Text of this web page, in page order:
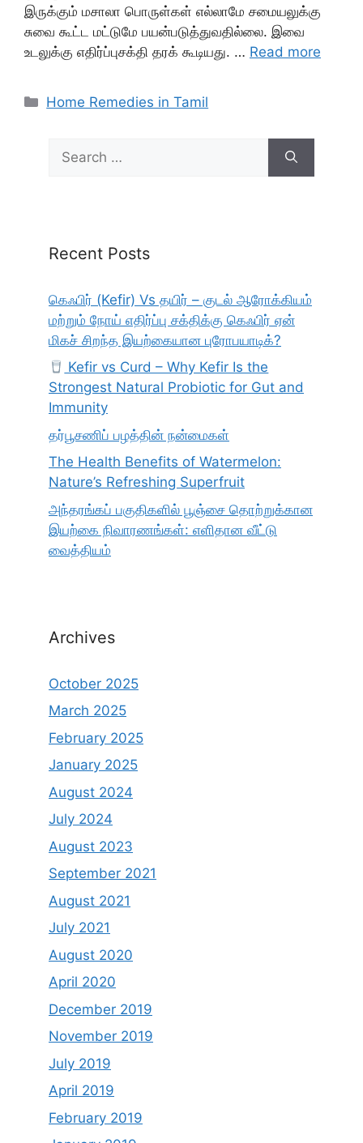
இருக்கும் மசாலா பொருள்கள் எல்லாமே சமையலுக்கு
சுவை கூட்ட மட்டுமே பயன்படுத்துவதில்லை. இவை
உடலுக்கு எதிர்ப்புசக்தி தரக் கூடியது. … Read more
Categories
Home Remedies in Tamil
for:
Recent Posts
கெஃபிர் (Kefir) Vs தயிர் – குடல் ஆரோக்கியம்
மற்றும் நோய் எதிர்ப்பு சக்திக்கு கெஃபிர் ஏன்
மிகச் சிறந்த இயற்கையான புரோபயாடிக்?
Kefir vs Curd – Why Kefir Is the
Strongest Natural Probiotic for Gut and
Immunity
தர்பூசணிப் பழத்தின் நன்மைகள்
The Health Benefits of Watermelon:
Nature’s Refreshing Superfruit
அந்தரங்கப் பகுதிகளில் பூஞ்சை தொற்றுக்கான
இயற்கை நிவாரணங்கள்: எளிதான வீட்டு
வைத்தியம்
Archives
October 2025
March 2025
February 2025
January 2025
August 2024
July 2024
August 2023
September 2021
August 2021
July 2021
August 2020
April 2020
December 2019
November 2019
July 2019
April 2019
February 2019